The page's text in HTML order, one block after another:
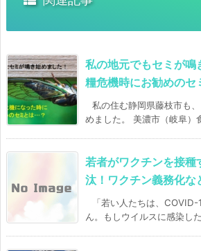
私の地元でもセミが鳴
糧危機時にお勧めのセ
私の住む静岡県藤枝市も
めました。 美濃市（岐阜）
若者がワクチンを接種
汰！ワクチン義務化な
「若い人たちは、
ん。もしウイルスに感染し